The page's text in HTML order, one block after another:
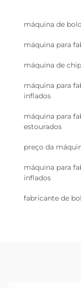
máquina de
máquina para
máquina de
máquina para
inflados
máquina para
estourados
preço da
máquina para
inflados
fabricante de